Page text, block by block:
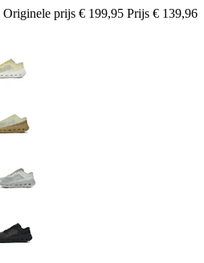
Originele prijs € 199,95 Prijs € 139,96